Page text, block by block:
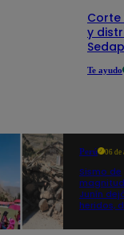
Corte
y
Te ayudo
Perú 06 de
Sismo de
Junín
heridos,
propició